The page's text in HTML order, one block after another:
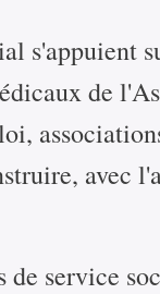
s'appuient
de
avec
service